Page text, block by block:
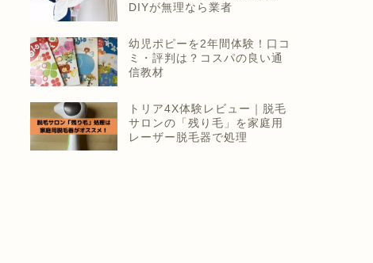
DIYが無理なら業者
幼児ポピーを2年間体験！口コ
ミ・評判は？コスパの良い通
信教材
トリア4X体験レビュー｜脱毛
サロンの「残り毛」を家庭用
レーザー脱毛器で処理